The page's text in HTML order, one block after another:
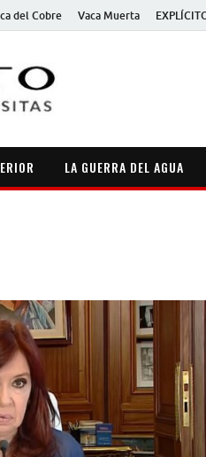
del Cobre Vaca Muerta
LA GUERRA DEL AGUA